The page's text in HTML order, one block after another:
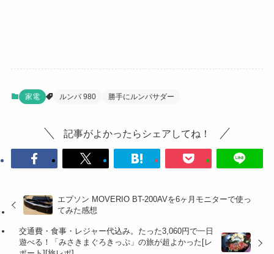
家電 ルンバ 980 勝手にルンバサダー
記事がよかったらシェアしてね！
エプソン MOVERIO BT-200AVを6ヶ月モニターで使っ
てみた感想
交通費・食事・レジャー代込み。たった3,060円で一日
遊べる！「みさきまぐろきっぷ」の旅が超よかった[レ